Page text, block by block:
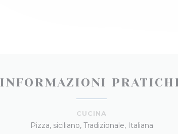
INFORMAZIONI
CUCINA
Pizza, siciliano, Tradizionale, Italiana